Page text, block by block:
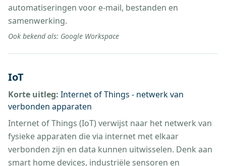
automatiseringen voor e-mail, bestanden en
samenwerking.
Ook bekend als: Google Workspace
IoT
Korte uitleg: Internet of Things - netwerk van
verbonden apparaten
Internet of Things (IoT) verwijst naar het netwerk van
fysieke apparaten die via internet met elkaar
verbonden zijn en data kunnen uitwisselen. Denk aan
smart home devices, industriële sensoren en